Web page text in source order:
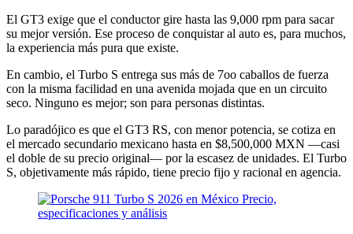
El GT3 exige que el conductor gire hasta las 9,000 rpm para sacar
su mejor versión. Ese proceso de conquistar al auto es, para muchos,
la experiencia más pura que existe.
En cambio, el Turbo S entrega sus más de 7oo caballos de fuerza
con la misma facilidad en una avenida mojada que en un circuito
seco. Ninguno es mejor; son para personas distintas.
Lo paradójico es que el GT3 RS, con menor potencia, se cotiza en
el mercado secundario mexicano hasta en $8,500,000 MXN —casi
el doble de su precio original— por la escasez de unidades. El Turbo
S, objetivamente más rápido, tiene precio fijo y racional en agencia.